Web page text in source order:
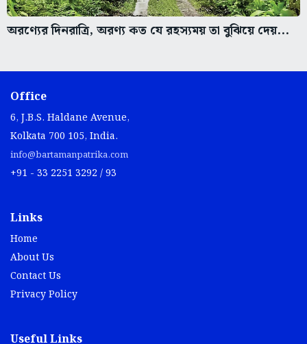
অরণ্যের দিনরাত্রি, অরণ্য কত যে রহস্যময় তা বুঝিয়ে দেয়...
Office
6, J.B.S. Haldane Avenue,
Kolkata 700 105, India.
info@bartamanpatrika.com
+91 - 33 2251 3292 / 93
Links
Home
About Us
Contact Us
Privacy Policy
Useful Links